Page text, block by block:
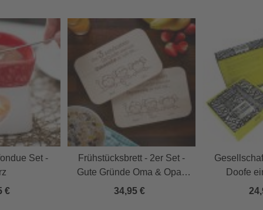
Set -
€
Frühstücksbrett - 2er Set -
Gute Gründe Oma & Opa -
Personalisiert
34,95 €
Doofe